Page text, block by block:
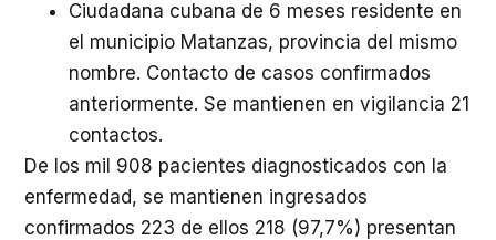
Ciudadana cubana de 6 meses residente en
el municipio Matanzas, provincia del mismo
nombre. Contacto de casos confirmados
anteriormente. Se mantienen en vigilancia 21
contactos.
De los mil 908 pacientes diagnosticados con la
enfermedad, se mantienen ingresados
confirmados 223 de ellos 218 (97,7%) presentan